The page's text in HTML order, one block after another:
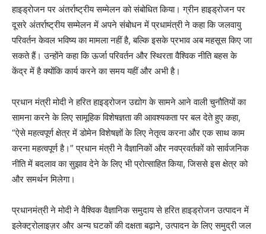
हाइड्रोजन पर अंतर्राष्ट्रीय सम्मेलन को संबोधित किया। ग्रीन हाइड्रोजन पर
दूसरे अंतर्राष्ट्रीय सम्मेलन में अपने संबोधन में प्रधामंत्री ने कहा कि जलवायु
परिवर्तन केवल भविष्य का मामला नहीं है, बल्कि इसके प्रभाव अब महसूस किए जा
सकते हैं। उन्होंने कहा कि ऊर्जा परिवर्तन और स्थिरता वैश्विक नीति बहस के
केंद्र में है क्योंकि कार्य करने का समय यहीं और अभी है।
प्रधान मंत्री मोदी ने हरित हाइड्रोजन उद्योग के सामने आने वाली चुनौतियों का
सामना करने के लिए सामूहिक विशेषज्ञता की आवश्यकता पर बल देते हुए कहा,
“ऐसे महत्वपूर्ण क्षेत्र में डोमेन विशेषज्ञों के लिए नेतृत्व करना और एक साथ काम
करना महत्वपूर्ण है।” प्रधान मंत्री ने वैज्ञानिकों और नवप्रवर्तकों को सार्वजनिक
नीति में बदलाव का सुझाव देने के लिए भी प्रोत्साहित किया, जिससे इस क्षेत्र को
और समर्थन मिलेगा।
प्रधानमंत्री ने मोदी ने वैश्विक वैज्ञानिक समुदाय से हरित हाइड्रोजन उत्पादन में
इलेक्ट्रोलाइज़र और अन्य घटकों की दक्षता बढ़ाने, उत्पादन के लिए समुद्री जल